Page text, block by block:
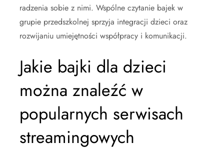
radzenia sobie z nimi. Wspólne czytanie bajek w
grupie przedszkolnej sprzyja integracji dzieci oraz
rozwijaniu umiejętności współpracy i komunikacji.
Jakie bajki dla dzieci
można znaleźć w
popularnych serwisach
streamingowych